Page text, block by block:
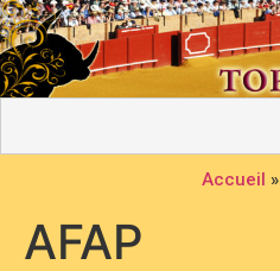
Accueil »
AFAP